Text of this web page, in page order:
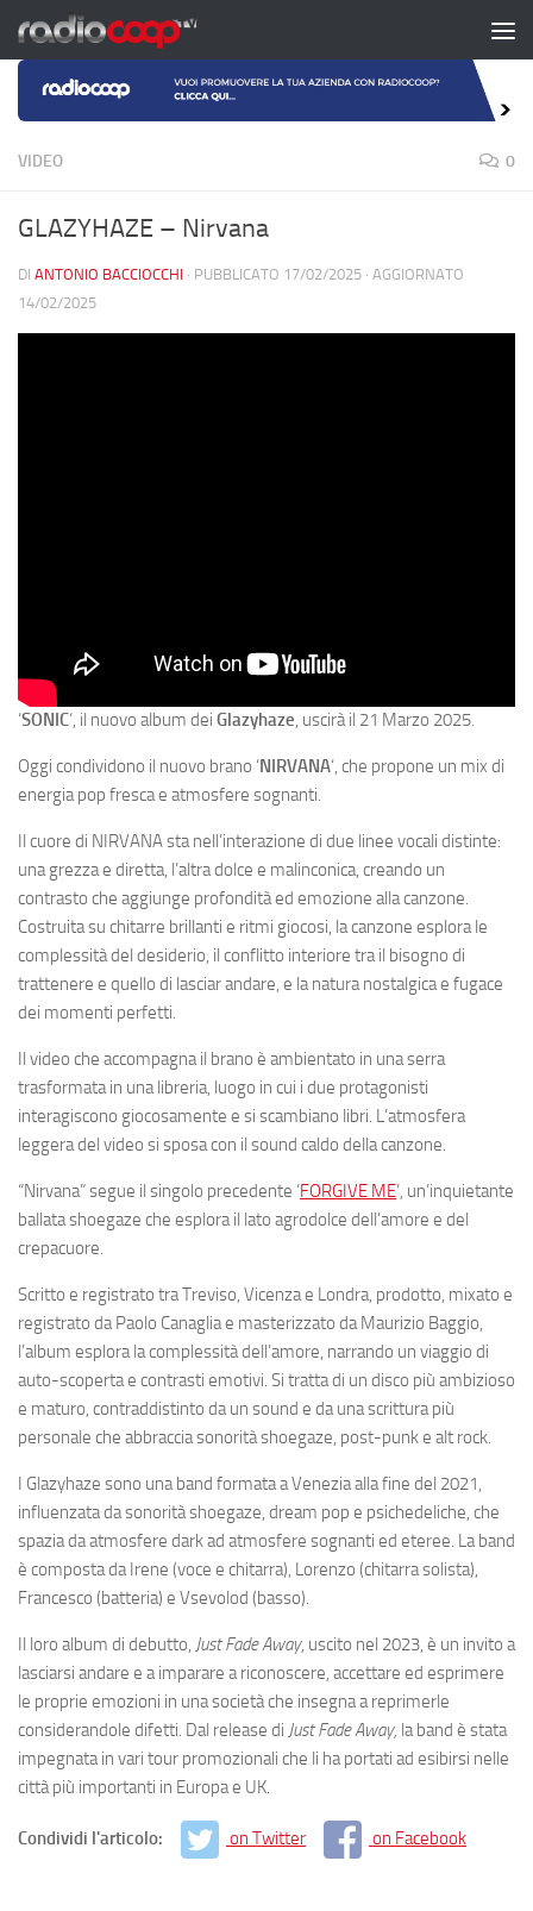
Salta al contenuto
VIDEO 0
GLAZYHAZE – Nirvana
DI ANTONIO BACCIOCCHI · PUBBLICATO 17/02/2025 · AGGIORNATO
14/02/2025
‘SONIC‘, il nuovo album dei Glazyhaze, uscirà il 21 Marzo 2025.
Oggi condividono il nuovo brano ‘NIRVANA‘, che propone un mix di
energia pop fresca e atmosfere sognanti.
Il cuore di NIRVANA sta nell’interazione di due linee vocali distinte:
una grezza e diretta, l’altra dolce e malinconica, creando un
contrasto che aggiunge profondità ed emozione alla canzone.
Costruita su chitarre brillanti e ritmi giocosi, la canzone esplora le
complessità del desiderio, il conflitto interiore tra il bisogno di
trattenere e quello di lasciar andare, e la natura nostalgica e fugace
dei momenti perfetti.
Il video che accompagna il brano è ambientato in una serra
trasformata in una libreria, luogo in cui i due protagonisti
interagiscono giocosamente e si scambiano libri. L’atmosfera
leggera del video si sposa con il sound caldo della canzone.
“Nirvana” segue il singolo precedente ‘FORGIVE ME‘, un’inquietante
ballata shoegaze che esplora il lato agrodolce dell’amore e del
crepacuore.
Scritto e registrato tra Treviso, Vicenza e Londra, prodotto, mixato e
registrato da Paolo Canaglia e masterizzato da Maurizio Baggio,
l’album esplora la complessità dell’amore, narrando un viaggio di
auto-scoperta e contrasti emotivi. Si tratta di un disco più ambizioso
e maturo, contraddistinto da un sound e da una scrittura più
personale che abbraccia sonorità shoegaze, post-punk e alt rock.
I Glazyhaze sono una band formata a Venezia alla fine del 2021,
influenzata da sonorità shoegaze, dream pop e psichedeliche, che
spazia da atmosfere dark ad atmosfere sognanti ed eteree. La band
è composta da Irene (voce e chitarra), Lorenzo (chitarra solista),
Francesco (batteria) e Vsevolod (basso).
Il loro album di debutto, Just Fade Away, uscito nel 2023, è un invito a
lasciarsi andare e a imparare a riconoscere, accettare ed esprimere
le proprie emozioni in una società che insegna a reprimerle
considerandole difetti. Dal release di Just Fade Away, la band è stata
impegnata in vari tour promozionali che li ha portati ad esibirsi nelle
città più importanti in Europa e UK.
Condividi l'articolo: on Twitter on Facebook